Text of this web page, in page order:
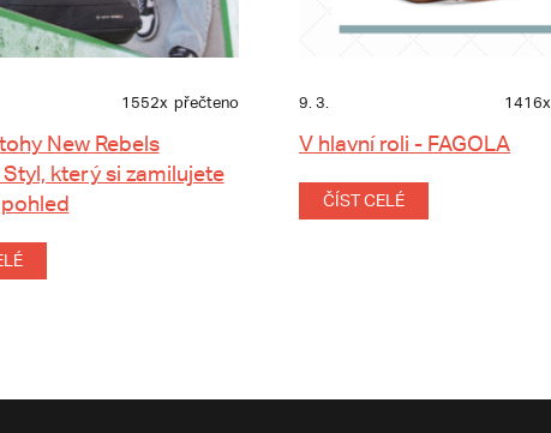
1552x přečteno
New Rebels
který si zamilujete
9. 3. 1416x
V hlavní roli - FAGOLA
ČÍST CELÉ